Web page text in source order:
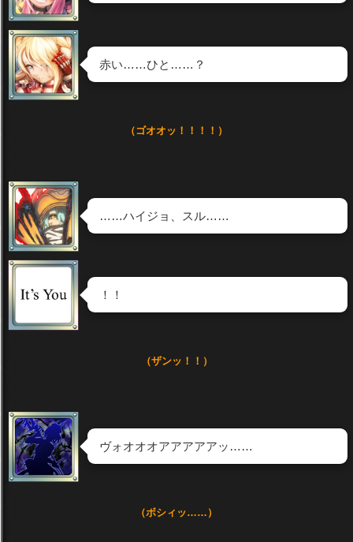
赤い……ひと……？
（ゴオオッ！！！！）
……ハイジョ、スル……
！！
（ザンッ！！）
ヴォオオオアアアアアッ……
（ボシィッ……）